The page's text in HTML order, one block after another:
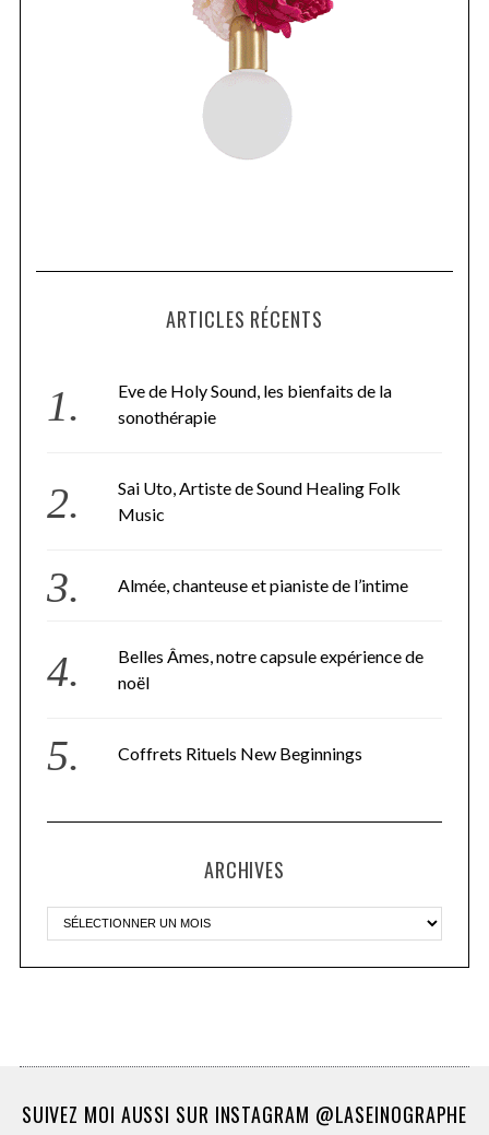
ARTICLES RÉCENTS
Eve de Holy Sound, les bienfaits de la
sonothérapie
Sai Uto, Artiste de Sound Healing Folk
Music
Almée, chanteuse et pianiste de l’intime
Belles Âmes, notre capsule expérience de
noël
Coffrets Rituels New Beginnings
ARCHIVES
SUIVEZ MOI AUSSI SUR INSTAGRAM @LASEINOGRAPHE